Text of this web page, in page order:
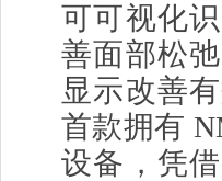
可可视化
善面部松
显示改善
首款拥有
设备，凭